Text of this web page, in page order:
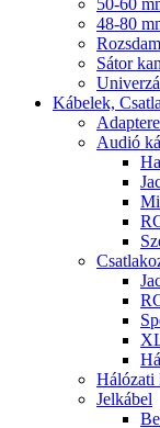
50-60
48-80
Sátor
Kábelek,
Audió
Hálózati
Jelkábel